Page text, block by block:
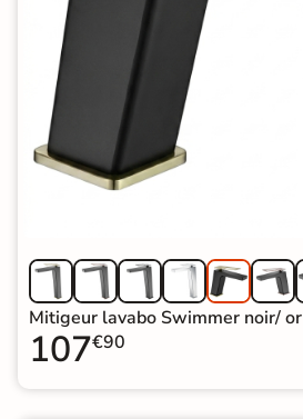
Mitigeur lavabo Swimmer noir/ or
107€90